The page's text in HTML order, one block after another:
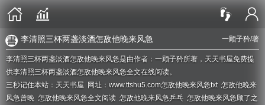
一顾子矜/著
李清照三杯两盏淡酒怎敌他晚来风急
李清照三杯两盏淡酒怎敌他晚来风急是由作者：一顾子矜所著，天天书屋免费提
供李清照三杯两盏淡酒怎敌他晚来风急全文在线阅读。
三秒记住本站：天天书屋 网址：www.ttshu5.com怎敌他晚来风急txt 怎敌他晚来
风急曾晚 怎敌他晚来风急全文阅读 怎敌他晚来风急乒乓 怎敌他晚来风急顾了之